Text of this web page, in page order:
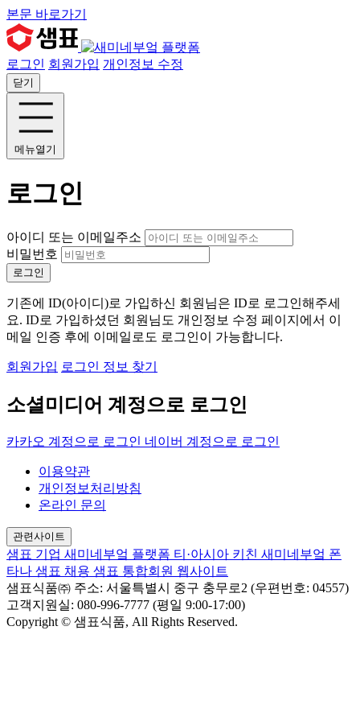
본문 바로가기
로그인 회원가입 개인정보 수정
닫기
메뉴열기
로그인
아이디 또는 이메일주소
비밀번호
로그인
기존에 ID(아이디)로 가입하신 회원님은 ID로 로그인해주세
요. ID로 가입하셨던 회원님도 개인정보 수정 페이지에서 이
메일 인증 후에 이메일로도 로그인이 가능합니다.
회원가입 로그인 정보 찾기
소셜미디어 계정으로 로그인
카카오 계정으로 로그인 네이버 계정으로 로그인
이용약관
개인정보처리방침
온라인 문의
관련사이트
샘표 기업 새미네부엌 플랫폼 티·아시아 키친 새미네부엌 폰
타나 샘표 채용 샘표 통합회원 웹사이트
샘표식품㈜ 주소: 서울특별시 중구 충무로2 (우편번호: 04557)
고객지원실: 080-996-7777 (평일 9:00-17:00)
Copyright © 샘표식품, All Rights Reserved.